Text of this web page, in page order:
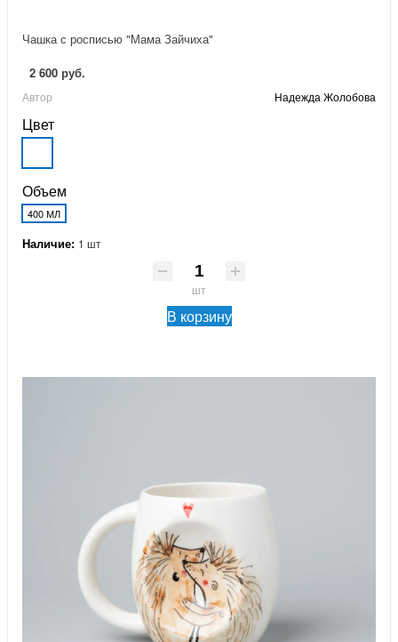
Чашка с росписью "Мама Зайчиха"
2 600 руб.
Автор Надежда Жолобова
Цвет
Объем
400 МЛ
Наличие: 1 шт
шт
В корзину